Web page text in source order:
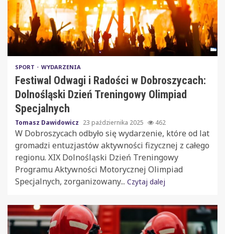
SPORT WYDARZENIA
Festiwal Odwagi i Radości w Dobroszycach:
Dolnośląski Dzień Treningowy Olimpiad
Specjalnych
Tomasz Dawidowicz 23 października 2025 462
W Dobroszycach odbyło się wydarzenie, które od lat
gromadzi entuzjastów aktywności fizycznej z całego
regionu. XIX Dolnośląski Dzień Treningowy
Programu Aktywności Motorycznej Olimpiad
Specjalnych, zorganizowany... Czytaj dalej